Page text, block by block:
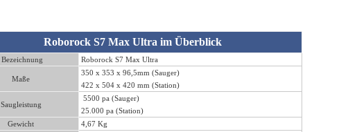
Roborock S7 Max Ultra im Überblick
Bezeichnung Roborock S7 Max Ultra
Maße
350 x 353 x 96,5mm (Sauger)
422 x 504 x 420 mm (Station)
Saugleistung
5500 pa (Sauger)
25.000 pa (Station)
Gewicht
4,67 Kg